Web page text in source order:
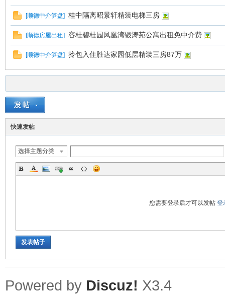
[顺德中介笋盘] 桂中隔离昭景轩精装电梯三房
[顺德房屋出租] 容桂碧桂园凤凰湾银涛苑公寓出租免中介费
[顺德中介笋盘] 拎包入住胜达家园低层精装三房87万
快速发帖
选择主题分类
您需要登录后才可以发帖 登
发表帖子
Powered by Discuz! X3.4